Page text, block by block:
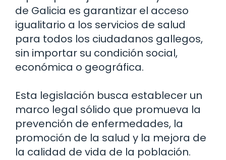
de Galicia es garantizar el acceso
igualitario a los servicios de salud
para todos los ciudadanos gallegos,
sin importar su condición social,
económica o geográfica.
Esta legislación busca establecer un
marco legal sólido que promueva la
prevención de enfermedades, la
promoción de la salud y la mejora de
la calidad de vida de la población.